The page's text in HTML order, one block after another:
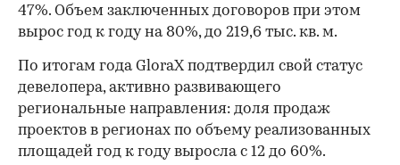
47%. Объем заключенных договоров при этом
вырос год к году на 80%, до 219,6 тыс. кв. м.
По итогам года GloraX подтвердил свой статус
девелопера, активно развивающего
региональные направления: доля продаж
проектов в регионах по объему реализованных
площадей год к году выросла с 12 до 60%.